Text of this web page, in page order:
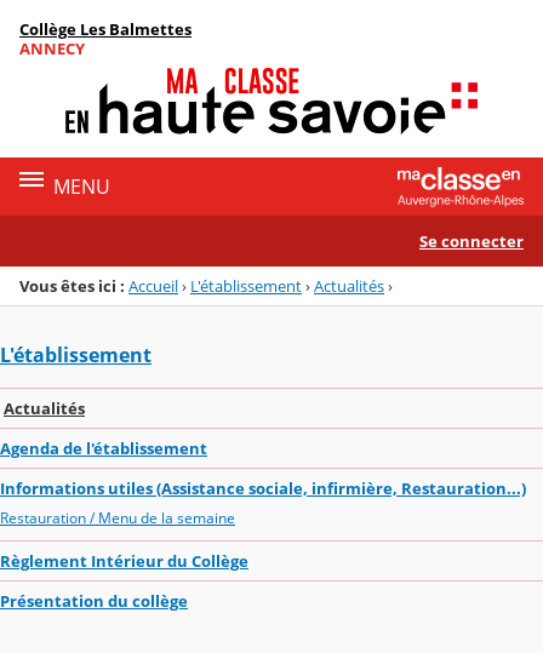
Menu de la rubrique
Contenu
Collège Les Balmettes
ANNECY
MENU
Se connecter
Vous êtes ici : Accueil› L'établissement›Actualités›
L'établissement
Actualités
Agenda de l'établissement
Informations utiles (Assistance sociale, infirmière, Restauration...)
Restauration / Menu de la semaine
Règlement Intérieur du Collège
Présentation du collège